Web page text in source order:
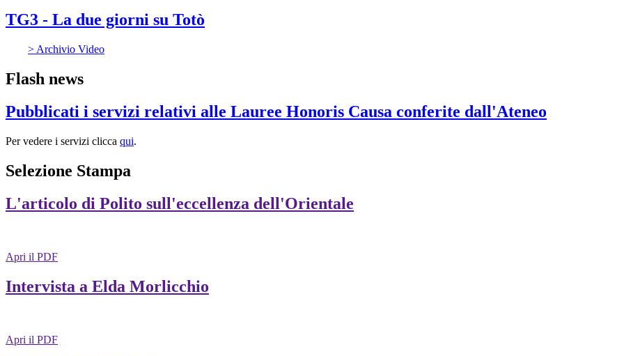
TG3 - La due giorni su Totò
> Archivio Video
Flash news
Pubblicati i servizi relativi alle Lauree Honoris Causa conferite dall'Ateneo
Per vedere i servizi clicca qui.
Selezione Stampa
L'articolo di Polito sull'eccellenza dell'Orientale
Apri il PDF
Intervista a Elda Morlicchio
Apri il PDF